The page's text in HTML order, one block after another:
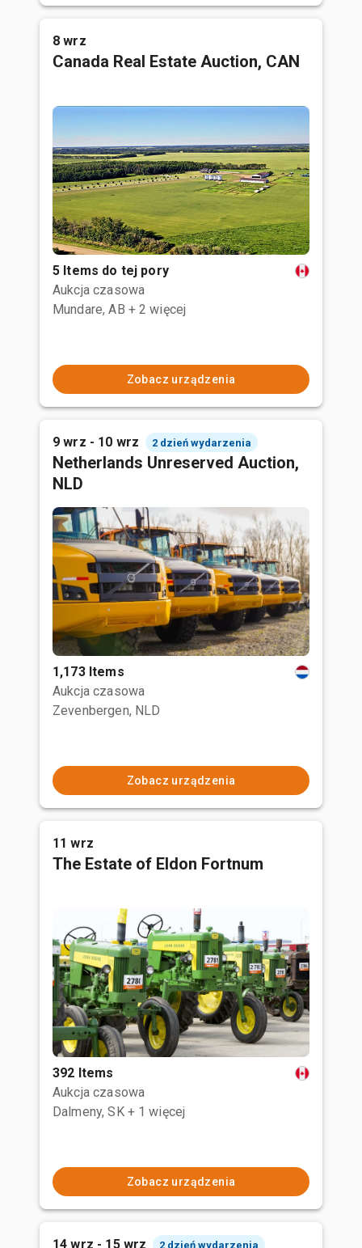
8 wrz
Canada Real Estate Auction, CAN
5 Items do tej pory
Aukcja czasowa
Mundare, AB + 2 więcej
Zobacz urządzenia
9 wrz - 10 wrz 2 dzień wydarzenia
Netherlands Unreserved Auction,
NLD
1,173 Items
Aukcja czasowa
Zevenbergen, NLD
Zobacz urządzenia
11 wrz
The Estate of Eldon Fortnum
392 Items
Aukcja czasowa
Dalmeny, SK + 1 więcej
Zobacz urządzenia
14 wrz - 15 wrz 2 dzień wydarzenia